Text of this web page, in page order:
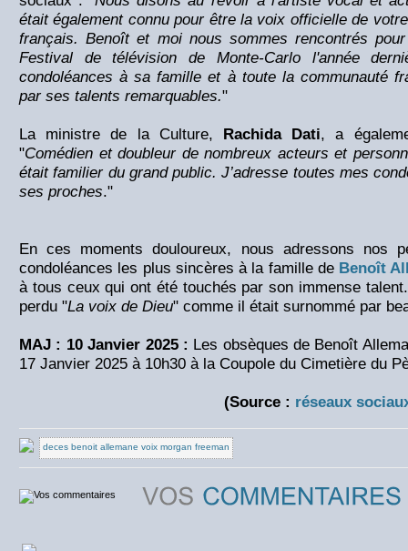
était également connu pour être la voix officielle de
français. Benoît et moi nous sommes rencontrés
Festival de télévision de Monte-Carlo l'année
condoléances à sa famille et à toute la communauté
par ses talents remarquables." ​
La ministre de la Culture, Rachida Dati, a
"Comédien et doubleur de nombreux acteurs et
était familier du grand public. J’adresse toutes mes
ses proches." ​
En ces moments douloureux, nous adressons nos
condoléances les plus sincères à la famille de Benoît
à tous ceux qui ont été touchés par son immense
perdu "La voix de Dieu" comme il était surnommé par
MAJ : 10 Janvier 2025 : Les obsèques de Benoît
17 Janvier 2025 à 10h30 à la Coupole du Cimetière du
(Source : réseaux
deces benoit allemane voix morgan freeman